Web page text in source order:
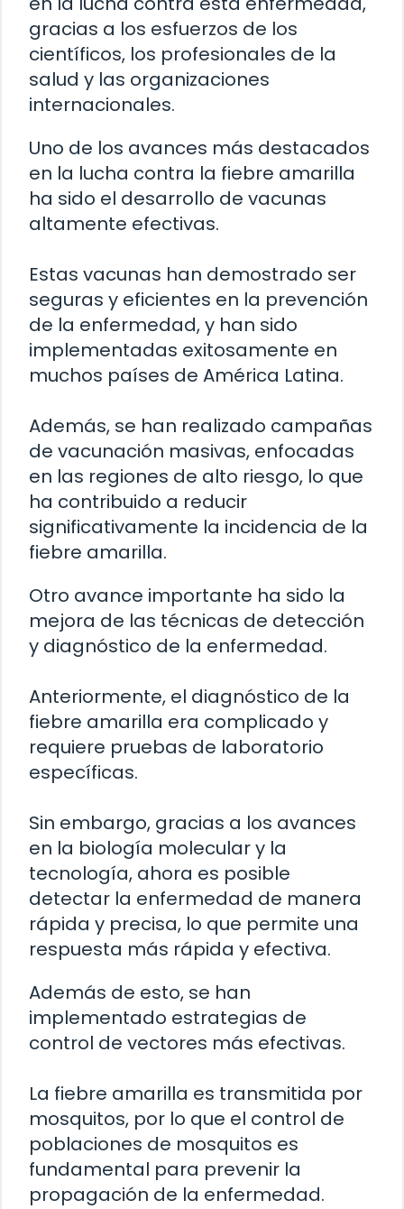
gracias a los esfuerzos de los
científicos, los profesionales de la
salud y las organizaciones
internacionales.
Uno de los avances más destacados
en la lucha contra la fiebre amarilla
ha sido el desarrollo de vacunas
altamente efectivas.
Estas vacunas han demostrado ser
seguras y eficientes en la prevención
de la enfermedad, y han sido
implementadas exitosamente en
muchos países de América Latina.
Además, se han realizado campañas
de vacunación masivas, enfocadas
en las regiones de alto riesgo, lo que
ha contribuido a reducir
significativamente la incidencia de la
fiebre amarilla.
Otro avance importante ha sido la
mejora de las técnicas de detección
y diagnóstico de la enfermedad.
Anteriormente, el diagnóstico de la
fiebre amarilla era complicado y
requiere pruebas de laboratorio
específicas.
Sin embargo, gracias a los avances
en la biología molecular y la
tecnología, ahora es posible
detectar la enfermedad de manera
rápida y precisa, lo que permite una
respuesta más rápida y efectiva.
Además de esto, se han
implementado estrategias de
control de vectores más efectivas.
La fiebre amarilla es transmitida por
mosquitos, por lo que el control de
poblaciones de mosquitos es
fundamental para prevenir la
propagación de la enfermedad.